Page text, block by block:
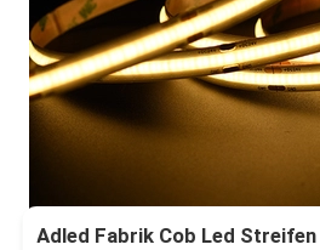
Adled Fabrik Cob Led